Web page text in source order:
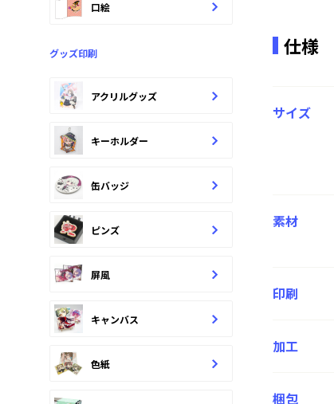
口絵
グッズ印刷
アクリルグッズ
キーホルダー
缶バッジ
ピンズ
屏風
キャンバス
色紙
仕様
サイズ
素材
印刷
加工
梱包